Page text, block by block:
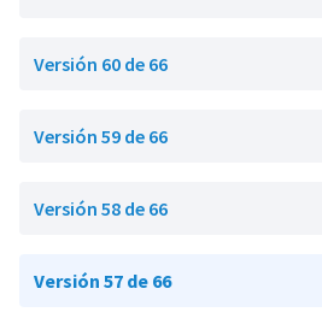
Versión 60 de 66
Versión 59 de 66
Versión 58 de 66
Versión 57 de 66